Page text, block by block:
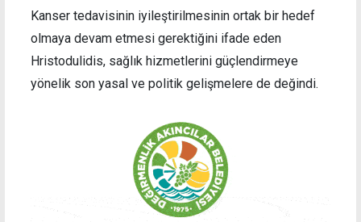
Kanser tedavisinin iyileştirilmesinin ortak bir hedef
olmaya devam etmesi gerektiğini ifade eden
Hristodulidis, sağlık hizmetlerini güçlendirmeye
yönelik son yasal ve politik gelişmelere de değindi.